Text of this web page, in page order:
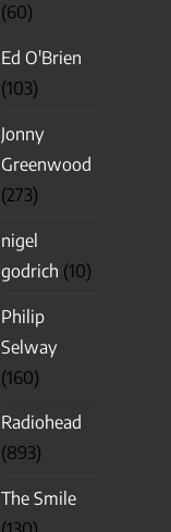
(60)
Ed O'Brien
(103)
Jonny
Greenwood
(273)
nigel
godrich (10)
Philip
Selway
(160)
Radiohead
(893)
The Smile